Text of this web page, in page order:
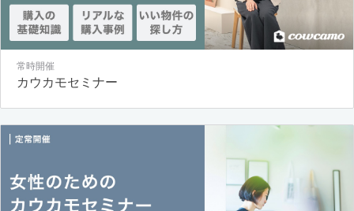
常時開催
カウカモセミナー